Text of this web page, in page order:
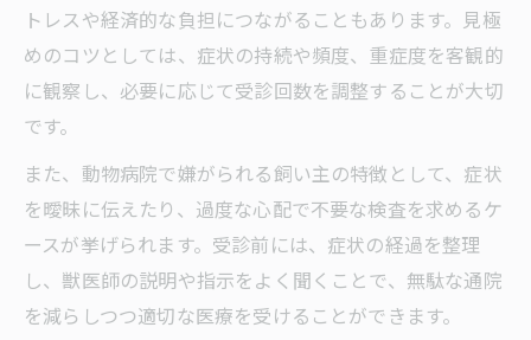
トレスや経済的な負担につながることもあります。見極
めのコツとしては、症状の持続や頻度、重症度を客観的
に観察し、必要に応じて受診回数を調整することが大切
です。
また、動物病院で嫌がられる飼い主の特徴として、症状
を曖昧に伝えたり、過度な心配で不要な検査を求めるケ
ースが挙げられます。受診前には、症状の経過を整理
し、獣医師の説明や指示をよく聞くことで、無駄な通院
を減らしつつ適切な医療を受けることができます。